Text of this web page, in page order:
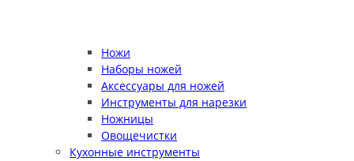
Ножи
Наборы ножей
Аксессуары для ножей
Инструменты для нарезки
Ножницы
Овощечистки
Кухонные инструменты